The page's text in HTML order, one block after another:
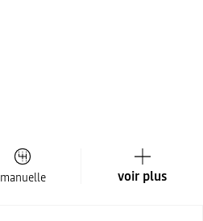
manuelle voir plus